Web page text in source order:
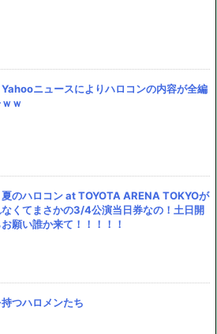
Yahooニュースによりハロコンの内容が全編
ｗ
夏のハロコン at TOYOTA ARENA TOKYOが
くてまさかの3/4公演当日券なの！土日開
願い誰か来て！！！！！
つハロメンたち